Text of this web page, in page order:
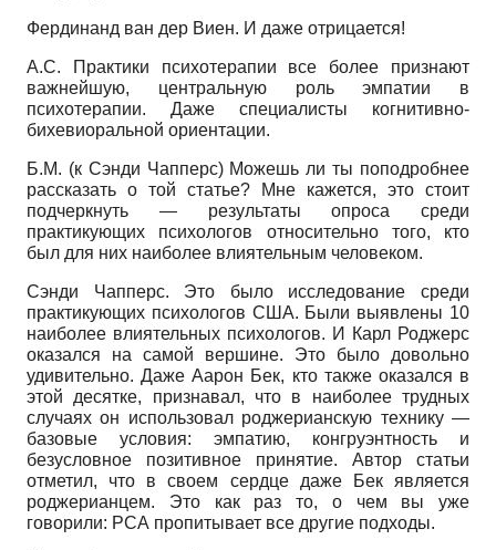
Фердинанд ван дер Виен. И даже отрицается!
А.С. Практики психотерапии все более признают
важнейшую, центральную роль эмпатии в
психотерапии. Даже специалисты когнитив­но-
бихевиоральной ориентации.
Б.М. (к Сэнди Чапперс) Можешь ли ты поподробнее
рассказать о той статье? Мне кажется, это стоит
подчеркнуть — результаты опроса среди
практикующих психологов относительно того, кто
был для них наиболее влиятельным человеком.
Сэнди Чапперс. Это было исследование среди
практикующих психологов США. Были выявлены 10
наиболее влиятельных психологов. И Карл Роджерс
оказался на самой вершине. Это было довольно
удивительно. Даже Аарон Бек, кто также оказался в
этой десятке, признавал, что в наиболее трудных
случаях он использовал роджерианскую технику —
базовые условия: эмпатию, конгруэнтность и
безусловное позитивное принятие. Автор статьи
отметил, что в своем сердце даже Бек является
роджерианцем. Это как раз то, о чем вы уже
говорили: РСА пропитывает все другие подходы.